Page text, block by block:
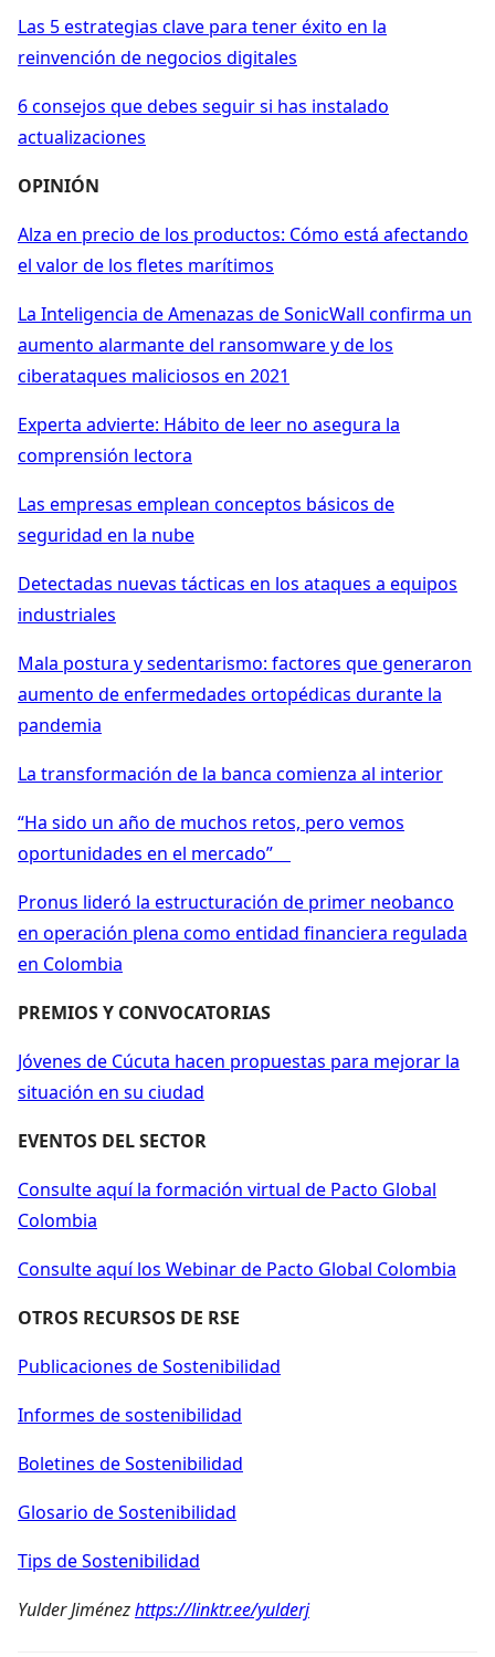
Las 5 estrategias clave para tener éxito en la
reinvención de negocios digitales
6 consejos que debes seguir si has instalado
actualizaciones
OPINIÓN
Alza en precio de los productos: Cómo está afectando
el valor de los fletes marítimos
La Inteligencia de Amenazas de SonicWall confirma un
aumento alarmante del ransomware y de los
ciberataques maliciosos en 2021
Experta advierte: Hábito de leer no asegura la
comprensión lectora
Las empresas emplean conceptos básicos de
seguridad en la nube
Detectadas nuevas tácticas en los ataques a equipos
industriales
Mala postura y sedentarismo: factores que generaron
aumento de enfermedades ortopédicas durante la
pandemia
La transformación de la banca comienza al interior
“Ha sido un año de muchos retos, pero vemos
oportunidades en el mercado”
Pronus lideró la estructuración de primer neobanco
en operación plena como entidad financiera regulada
en Colombia
PREMIOS Y CONVOCATORIAS
Jóvenes de Cúcuta hacen propuestas para mejorar la
situación en su ciudad
EVENTOS DEL SECTOR
Consulte aquí la formación virtual de Pacto Global
Colombia
Consulte aquí los Webinar de Pacto Global Colombia
OTROS RECURSOS DE RSE
Publicaciones de Sostenibilidad
Informes de sostenibilidad
Boletines de Sostenibilidad
Glosario de Sostenibilidad
Tips de Sostenibilidad
Yulder Jiménezhttps://linktr.ee/yulderj